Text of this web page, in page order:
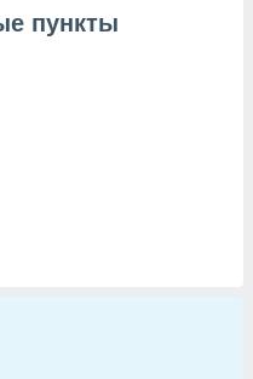
пункты